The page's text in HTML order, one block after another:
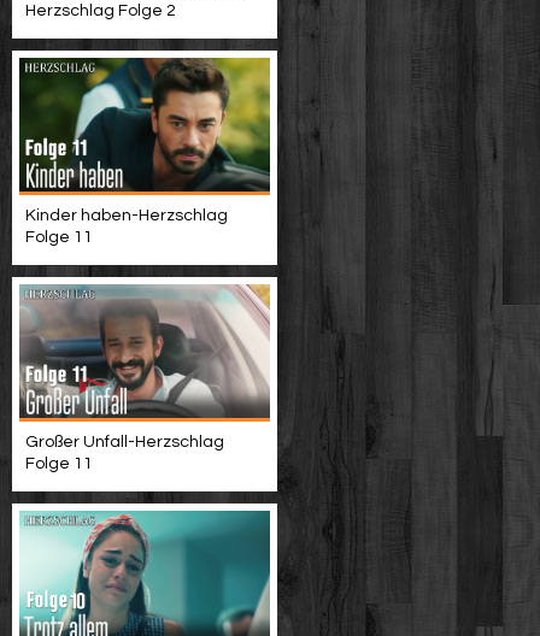
Herzschlag Folge 2
Kinder haben-Herzschlag
Folge 11
Großer Unfall-Herzschlag
Folge 11